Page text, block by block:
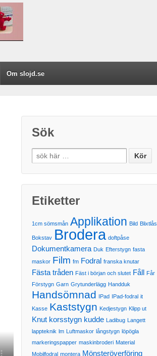
Om slojd.se
Sök
Etiketter
1cm sömsmån Applikation Bild Blixtlås
Bokstav Brodera doftpåse
Dokumentkamera Duk Efterstygn fasta
maskor Film fm Fodral franska knutar
Fästa tråden Fäst i början och slutet Fåll Får
Förstygn Garn Grytunderlägg Handduk
Handsömnad IPad IPad-fodral it
Kasse Kaststygn Kedjestygn Klipp ut
Knut korsstygn kudde Ladibug Langett
lappteknik lm Luftmaskor långstygn löpögla
markeringspapper maskinbroderi Material
Mobilfodral montera Mönsteröverföring